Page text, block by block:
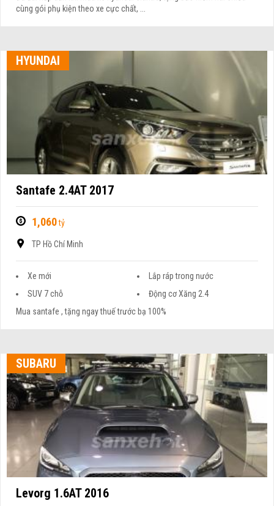
cùng gói phụ kiện theo xe cực chất, ...
HYUNDAI
Santafe 2.4AT 2017
1,060tỷ
TP Hồ Chí Minh
Xe mới
Lắp ráp trong nước
SUV 7 chỗ
Động cơ Xăng 2.4
Mua santafe , tặng ngay thuế trước bạ 100%
SUBARU
Levorg 1.6AT 2016